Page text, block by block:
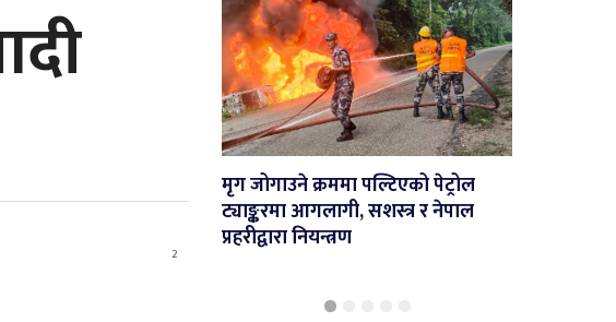
2
मृग जोगाउने क्रममा पल्टिएको पेट्रोल
ट्याङ्करमा आगलागी, सशस्त्र र नेपाल
प्रहरीद्वारा नियन्त्रण
सहयोग तथा
स्थानीय तहलाई